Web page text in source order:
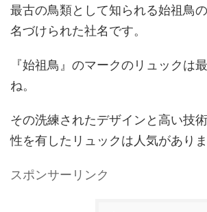
最古の鳥類として知られる始祖鳥
名づけられた社名です。
『始祖鳥』のマークのリュックは
ね。
その洗練されたデザインと高い技
性を有したリュックは人気がありま
スポンサーリンク